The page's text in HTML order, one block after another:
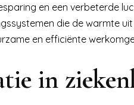
en een verbeterde
die de warmte
en efficiënte
in